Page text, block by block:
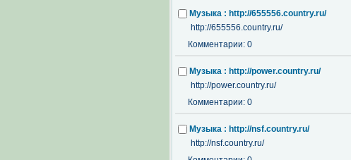
Музыка : http://655556.country.ru/
http://655556.country.ru/
Комментарии: 0
Музыка : http://power.country.ru/
http://power.country.ru/
Комментарии: 0
Музыка : http://nsf.country.ru/
http://nsf.country.ru/